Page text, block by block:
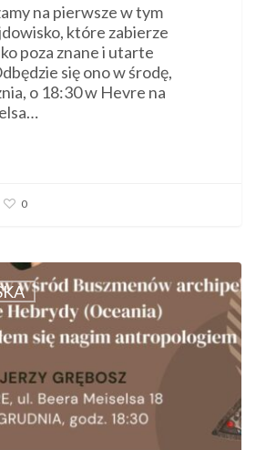
na pierwsze w tym
które zabierze
poza znane i utarte
się ono w środę,
o 18:30 w Hevre na
0